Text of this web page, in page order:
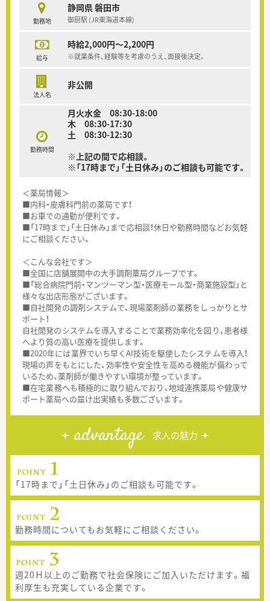
勤務地
静岡県 磐田市
御厨駅 (JR東海道本線)
給与
時給2,000円～2,200円
※就業条件、経験等を考慮のうえ、面接後決定。
法人名
非公開
勤務時間
月火水金 08:30-18:00
木 08:30-17:30
土 08:30-12:30
※上記の間で応相談。
※「17時まで」「土日休み」のご相談も可能です。
＜薬局情報＞
■内科・皮膚科門前の薬局です！
■お車での通勤が便利です。
■「17時まで」「土日休み」まで応相談！休日や勤務時間などお気軽
にご相談ください。
＜こんな会社です＞
■全国に店舗展開中の大手調剤薬局グループです。
■「総合病院門前・マンツーマン型・医療モール型・商業施設型」と
様々な出店形態がございます。
■自社開発の調剤システムで、現場薬剤師の業務をしっかりとサ
ポート！
自社開発のシステムを導入することで業務効率化を図り、患者様
へより質の高い医療を提供します。
■2020年には業界でいち早くAI技術を駆使したシステムを導入！
現場の声をもとにした、効率性や安全性を高める機能が備わって
いるため、薬剤師が働きやすい環境が整っています。
■在宅業務へも積極的に取り組んでおり、地域連携薬局や健康サ
ポート薬局への届け出実績も多数ございます。
advantage 求人の魅力
「17時まで」「土日休み」のご相談も可能です。
勤務時間についてもお気軽にご相談ください。
週20Ｈ以上のご勤務で社会保険にご加入いただけます。福
利厚生も充実している企業です。